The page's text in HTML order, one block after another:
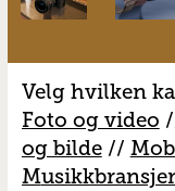
Velg hvilken
Foto og video
og bilde//
M